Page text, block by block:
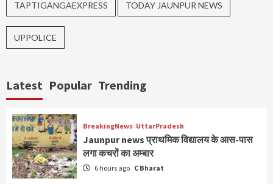
TAPTIGANGAEXPRESS TODAY JAUNPUR NEWS
UPPOLICE
Latest Popular Trending
BreakingNews UttarPradesh
Jaunpur news प्राथमिक विद्यालय के आस-पास
लगा कचरों का अम्बार
6 hours ago C Bharat